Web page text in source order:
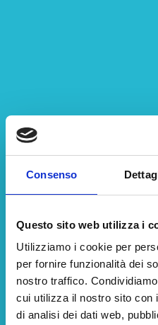
Consenso
Questo sito web utilizza i
Utilizziamo i cookie per
per fornire funzionalità dei
nostro traffico.
cui utilizza il nostro sito con
di analisi dei dati web,